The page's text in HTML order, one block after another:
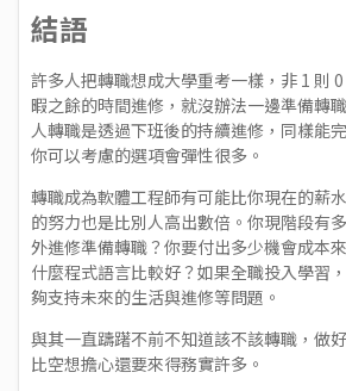
結語
許多人把轉職想成大學重考一樣，非 1 則
暇之餘的時間進修，就沒辦法一邊準備轉
人轉職是透過下班後的持續進修，同樣能
你可以考慮的選項會彈性很多。
轉職成為軟體工程師有可能比你現在的薪
的努力也是比別人高出數倍。你現階段有
外進修準備轉職？你要付出多少機會成本
什麼程式語言比較好？如果全職投入學習
夠支持未來的生活與進修等問題。
與其一直躊躇不前不知道該不該轉職，做
比空想擔心還要來得務實許多。